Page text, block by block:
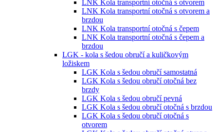
LNK Kola transportní otočná s otvorem
LNK Kola transportní otočná s otvorem a
brzdou
LNK Kola transportní otočná s čepem
LNK Kola transportní otočná s čepem a
brzdou
LGK - kola s šedou obručí a kuličkovým
ložiskem
LGK Kola s šedou obručí samostatná
LGK Kola s šedou obručí otočná bez
brzdy
LGK Kola s šedou obručí pevná
LGK Kola s šedou obručí otočná s brzdou
LGK Kola s šedou obručí otočná s
otvorem